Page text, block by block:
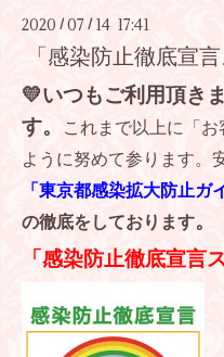
2020 / 07 / 14 17:41
「感染防止徹底宣
💛いつもご利用頂き
す。
これまで以上に「
ように努めて参ります。
「東京都感染拡大防止ガ
の徹底をしております。
「感染防止徹底宣言